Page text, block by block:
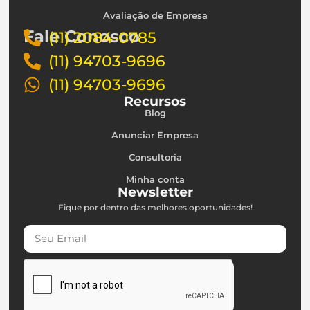
Avaliação de Empresa
Fale Conosco
(11) 2084-0785
(11) 94703-9696
(11) 94703-9696
Recursos
Blog
Anunciar Empresa
Consultoria
Minha conta
Newsletter
Fique por dentro das melhores oportunidades!